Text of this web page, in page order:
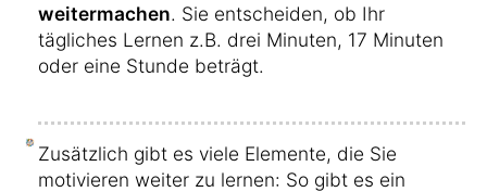
weitermachen. Sie entscheiden, ob Ihr
tägliches Lernen z.B. drei Minuten, 17 Minuten
oder eine Stunde beträgt.
Zusätzlich gibt es viele Elemente, die Sie
motivieren weiter zu lernen: So gibt es ein